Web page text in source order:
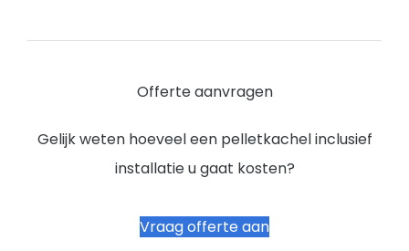
Offerte aanvragen
Gelijk weten hoeveel een pelletkachel inclusief
installatie u gaat kosten?
Vraag offerte aan